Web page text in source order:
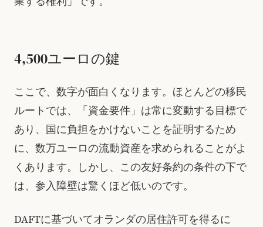
4,500ユーロの鍵
ここで、数字が面白くなります。ほとんどの移民
ルートでは、「資金要件」は常に変動する目標で
あり、国に負担をかけないことを証明するため
に、数万ユーロの流動資産を求められることがよ
くあります。しかし、この友好条約の条件の下で
は、参入障壁は驚くほど低いのです。
DAFTに基づいてオランダの居住許可を得るに